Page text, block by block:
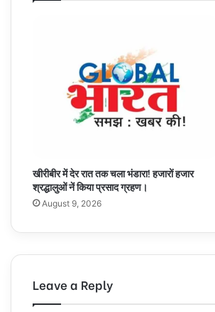
खीरीबीर में देर रात तक चला भंडारा! हजारों हजार
श्रद्धालुओं नें किया प्रसाद ग्रहण।
August 9, 2026
Leave a Reply